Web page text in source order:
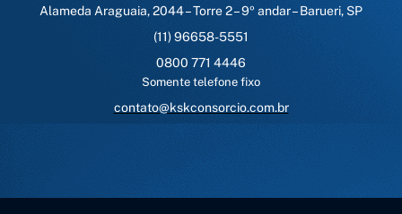
Alameda Araguaia, 2044 – Torre 2 – 9º andar – Barueri, SP
(11) 96658-5551
0800 771 4446
Somente telefone fixo
contato@kskconsorcio.com.br